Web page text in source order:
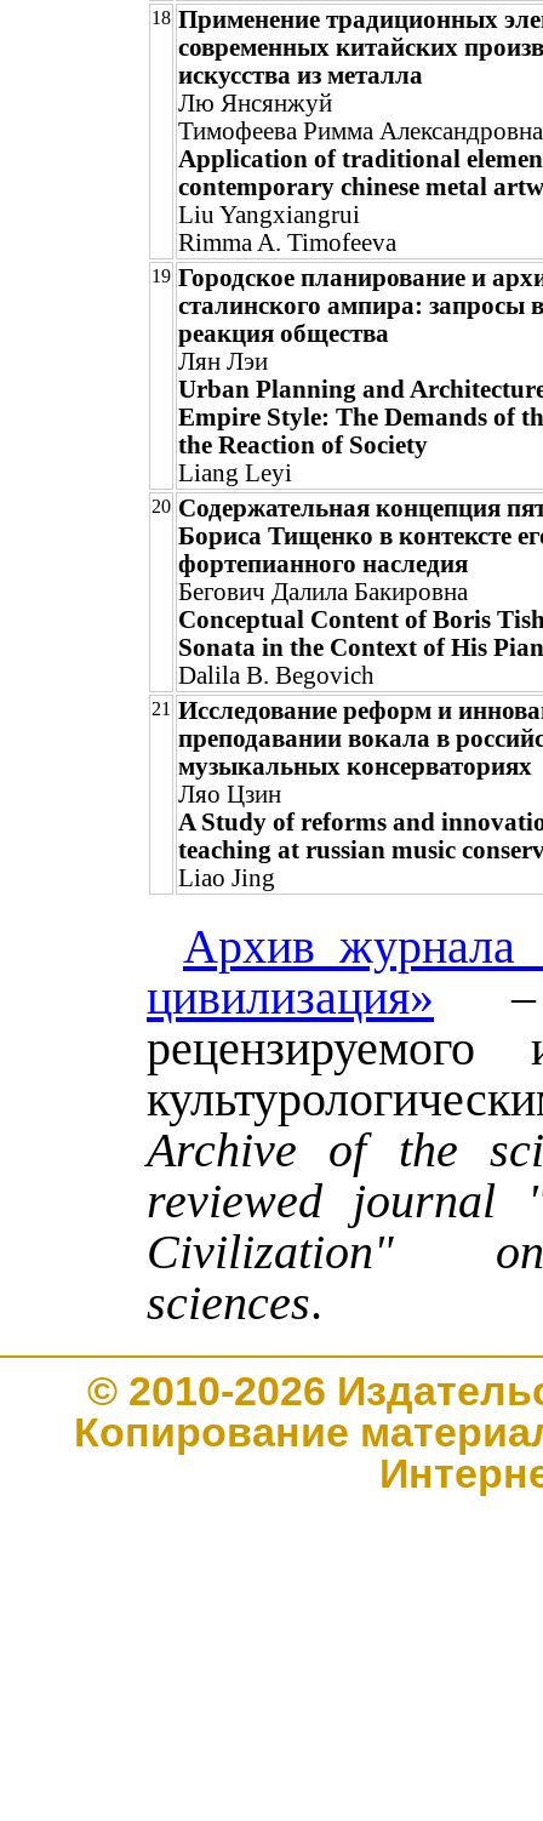
18 Применение традиционных
современных китайских
искусства из металла
Лю Янсянжуй
Тимофеева Римма Александровна
Application of traditional
contemporary chinese metal
Liu Yangxiangrui
Rimma A. Timofeeva
19 Городское планирование и
сталинского ампира: запросы
реакция общества
Лян Лэи
Urban Planning and
Empire Style: The Demands of
the Reaction of Society
Liang Leyi
20 Содержательная концепция
Бориса Тищенко в контексте
фортепианного наследия
Бегович Далила Бакировна
Conceptual Content of Boris
Sonata in the Context of His
Dalila B. Begovich
21 Исследование реформ и
преподавании вокала в
музыкальных консерваториях
Ляо Цзин
A Study of reforms and
teaching at russian music
Liao Jing
Архив журнала
цивилизация» –
Archive of the
reviewed journal
Civilization"
sciences.
© 2010-2026
Копирование